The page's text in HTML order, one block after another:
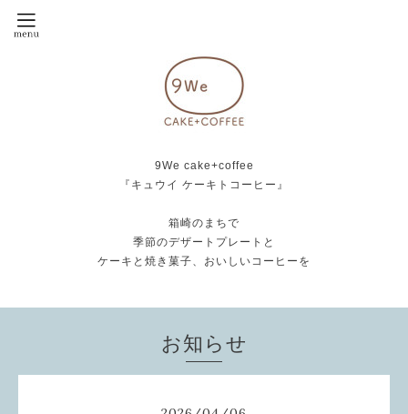
9We cake+coffee
『キュウイ ケーキトコーヒー』
箱崎のまちで
季節のデザートプレートと
ケーキと焼き菓子、おいしいコーヒーを
お知らせ